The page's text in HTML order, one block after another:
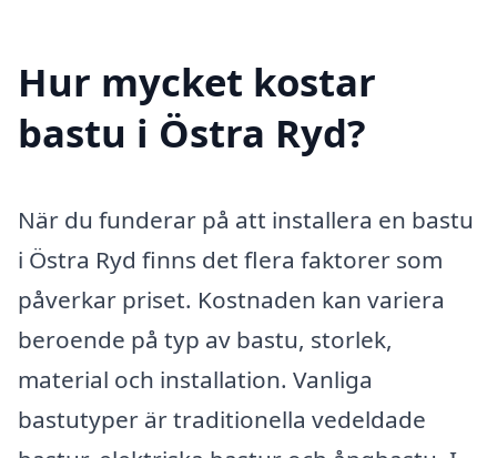
Hur mycket kostar
bastu i Östra Ryd?
När du funderar på att installera en bastu
i Östra Ryd finns det flera faktorer som
påverkar priset. Kostnaden kan variera
beroende på typ av bastu, storlek,
material och installation. Vanliga
bastutyper är traditionella vedeldade